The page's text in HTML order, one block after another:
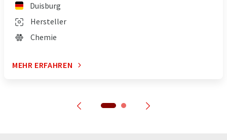
Duisburg
Hersteller
Chemie
MEHR ERFAHREN